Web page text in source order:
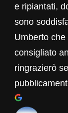
e ripiantati,
sono
Umberto
consigliato
ringrazierò